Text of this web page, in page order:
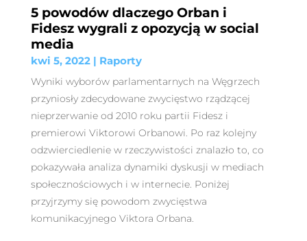
5 powodów dlaczego Orban i
Fidesz wygrali z opozycją w social
media
kwi 5, 2022| Raporty
Wyniki wyborów parlamentarnych na Węgrzech
przyniosły zdecydowane zwycięstwo rządzącej
nieprzerwanie od 2010 roku partii Fidesz i
premierowi Viktorowi Orbanowi. Po raz kolejny
odzwierciedlenie w rzeczywistości znalazło to, co
pokazywała analiza dynamiki dyskusji w mediach
społecznościowych i w internecie. Poniżej
przyjrzymy się powodom zwycięstwa
komunikacyjnego Viktora Orbana.